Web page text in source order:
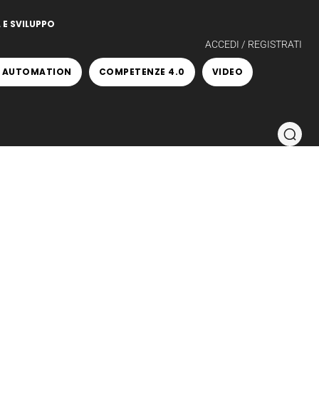
E SVILUPPO
ACCEDI / REGISTRATI
AUTOMATION COMPETENZE 4.0 VIDEO